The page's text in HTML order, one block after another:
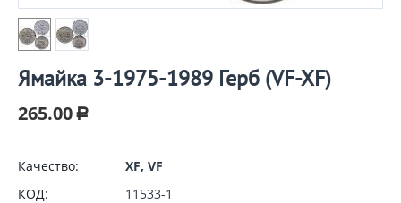
Ямайка 3-1975-1989 Герб (VF-XF)
265.00 Р
Качество:
XF, VF
КОД:
11533-1